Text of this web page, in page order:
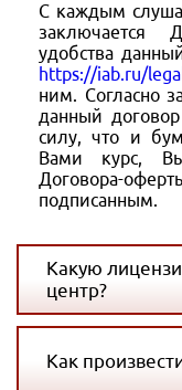
С каждым
заключается
удобства
https://iab.ru/
ним. Согласно
данный
силу, что и
Вами курс,
Договора-
подписанным.
Какую
центр?
Как